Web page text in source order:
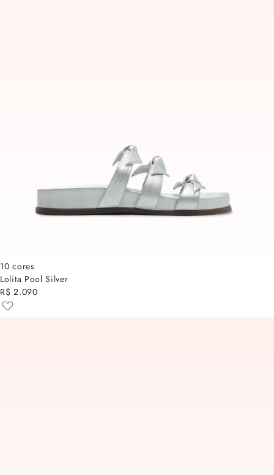
10 cores
Lolita Pool Silver
R$ 2.090